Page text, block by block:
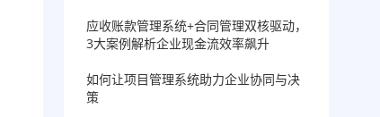
应收账款管理系统+合同管理双核驱动，
3大案例解析企业现金流效率飙升
如何让项目管理系统助力企业协同与决
策